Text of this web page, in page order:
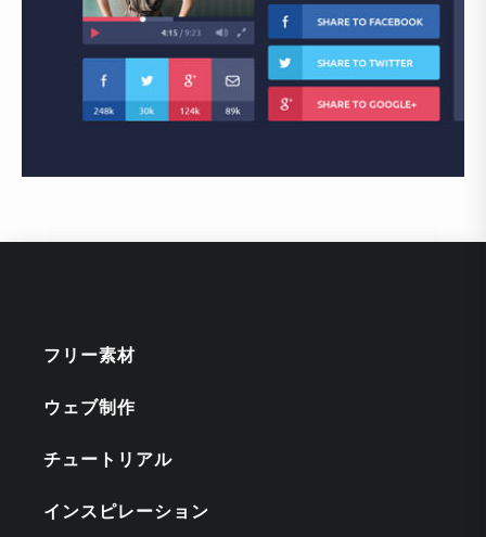
フリー素材
ウェブ制作
チュートリアル
インスピレーション